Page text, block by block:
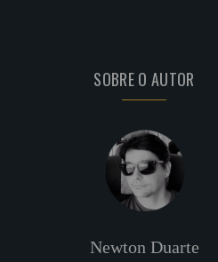
SOBRE O AUTOR
Newton Duarte